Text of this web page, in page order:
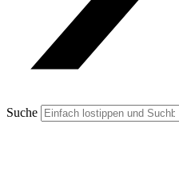
Suche